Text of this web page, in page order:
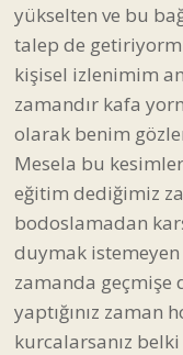
yükselten ve bu
talep de
kişisel izlenimim
zamandır kafa
olarak benim
Mesela bu
eğitim dediğimiz
bodoslamadan
duymak
zamanda geçmişe
yaptığınız zaman
kurcalarsanız